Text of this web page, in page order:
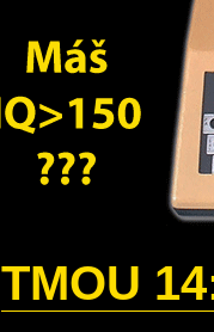
TMOU